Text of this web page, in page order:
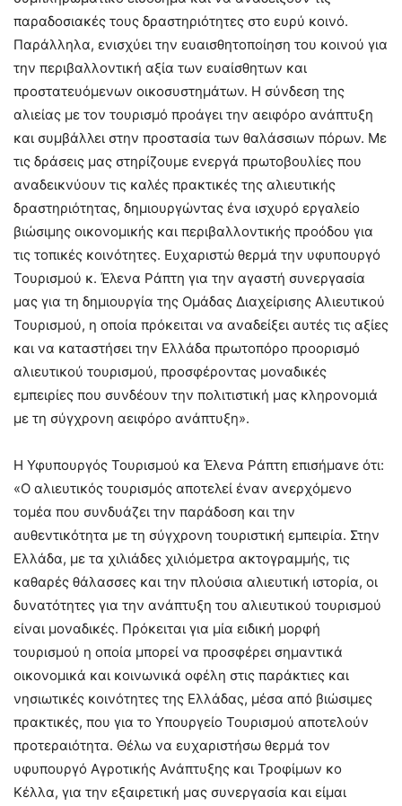
παραδοσιακές τους δραστηριότητες στο ευρύ κοινό.
Παράλληλα, ενισχύει την ευαισθητοποίηση του κοινού για
την περιβαλλοντική αξία των ευαίσθητων και
προστατευόμενων οικοσυστημάτων. Η σύνδεση της
αλιείας με τον τουρισμό προάγει την αειφόρο ανάπτυξη
και συμβάλλει στην προστασία των θαλάσσιων πόρων. Με
τις δράσεις μας στηρίζουμε ενεργά πρωτοβουλίες που
αναδεικνύουν τις καλές πρακτικές της αλιευτικής
δραστηριότητας, δημιουργώντας ένα ισχυρό εργαλείο
βιώσιμης οικονομικής και περιβαλλοντικής προόδου για
τις τοπικές κοινότητες. Ευχαριστώ θερμά την υφυπουργό
Τουρισμού κ. Έλενα Ράπτη για την αγαστή συνεργασία
μας για τη δημιουργία της Ομάδας Διαχείρισης Αλιευτικού
Τουρισμού, η οποία πρόκειται να αναδείξει αυτές τις αξίες
και να καταστήσει την Ελλάδα πρωτοπόρο προορισμό
αλιευτικού τουρισμού, προσφέροντας μοναδικές
εμπειρίες που συνδέουν την πολιτιστική μας κληρονομιά
με τη σύγχρονη αειφόρο ανάπτυξη».
Η Υφυπουργός Τουρισμού κα Έλενα Ράπτη επισήμανε ότι:
«Ο αλιευτικός τουρισμός αποτελεί έναν ανερχόμενο
τομέα που συνδυάζει την παράδοση και την
αυθεντικότητα με τη σύγχρονη τουριστική εμπειρία. Στην
Ελλάδα, με τα χιλιάδες χιλιόμετρα ακτογραμμής, τις
καθαρές θάλασσες και την πλούσια αλιευτική ιστορία, οι
δυνατότητες για την ανάπτυξη του αλιευτικού τουρισμού
είναι μοναδικές. Πρόκειται για μία ειδική μορφή
τουρισμού η οποία μπορεί να προσφέρει σημαντικά
οικονομικά και κοινωνικά οφέλη στις παράκτιες και
νησιωτικές κοινότητες της Ελλάδας, μέσα από βιώσιμες
πρακτικές, που για το Υπουργείο Τουρισμού αποτελούν
προτεραιότητα. Θέλω να ευχαριστήσω θερμά τον
υφυπουργό Αγροτικής Ανάπτυξης και Τροφίμων κο
Κέλλα, για την εξαιρετική μας συνεργασία και είμαι